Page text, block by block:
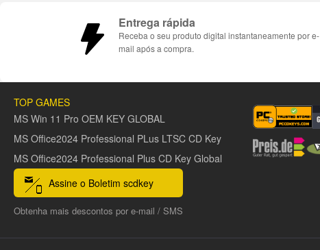
Entrega rápida
Receba o seu produto digital instantaneamente por e-
mail após a compra.
TOP GAMES
MS Win 11 Pro OEM KEY GLOBAL
MS Office2024 Professional PLus LTSC CD Key
MS Office2024 Professional Plus CD Key Global
Assine o Boletim scdkey
Obtenha mais descontos por e-mail / SMS